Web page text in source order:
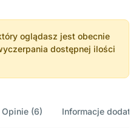
oglądasz jest obecnie
dostępnej ilości
Opinie (6) Informacje